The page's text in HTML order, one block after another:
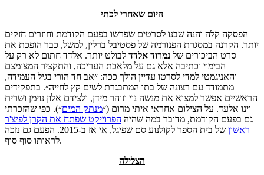
היום שאחרי לכתי
הפסקה קלה והנה שבנו לסרטים שפרשו בפעם הקודמת וחוזרים חזקים
יותר. הקרנה במסגרת הפנורמה של פסטיבל ברלין, למשל, כבר הופכת את
סרט הביכורים של נמרוד אלדד לבולט יותר. אלדד חתום לא רק על
הבימוי וכתיבה אלא גם על מלאכת העריכה, והתקציר המצומצם
והאניגמטי למדי לסרטו עדיין הולך ככה: ״אב חד הורי בגיל העמידה,
מתמודד עם רצונה של בתו המתבגרת לשים קץ לחייה״. בתפקידים
הראשיים אפשר למצוא את מנשה נוי וזוהר מידן, ולצידם אלון נוימן ושרית
וינו אלעד. על הצילום אחראי איתי מרום (״מנתק המים״). כפי שהזכרתי
גם בפעם הקודמת, מדובר במה שהיה הפרוייקט שפתח את הקרן לפיצ'ר
ראשון
של בית הספר לקולנוע סם שפיגל, אי אז ב-2015. הפעם גם נזכה
לראותו סוף סוף.
הצלילה